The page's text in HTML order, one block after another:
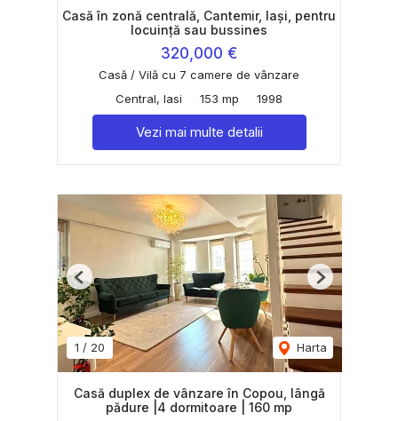
Casă în zonă centrală, Cantemir, Iași, pentru
locuință sau bussines
320,000 €
Casă / Vilă cu 7 camere de vânzare
Central, Iasi
153 mp 1998
Vezi mai multe detalii
1 / 20 Harta
Previous Next
Casă duplex de vânzare în Copou, lângă
pădure |4 dormitoare | 160 mp